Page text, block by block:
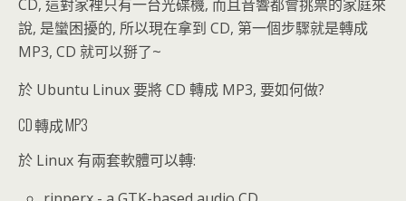
CD, 這對家裡只有一台光碟機, 而且音響都會挑票的家庭來
說, 是蠻困擾的, 所以現在拿到 CD, 第一個步驟就是轉成
MP3, CD 就可以掰了~
於 Ubuntu Linux 要將 CD 轉成 MP3, 要如何做?
CD 轉成 MP3
於 Linux 有兩套軟體可以轉: